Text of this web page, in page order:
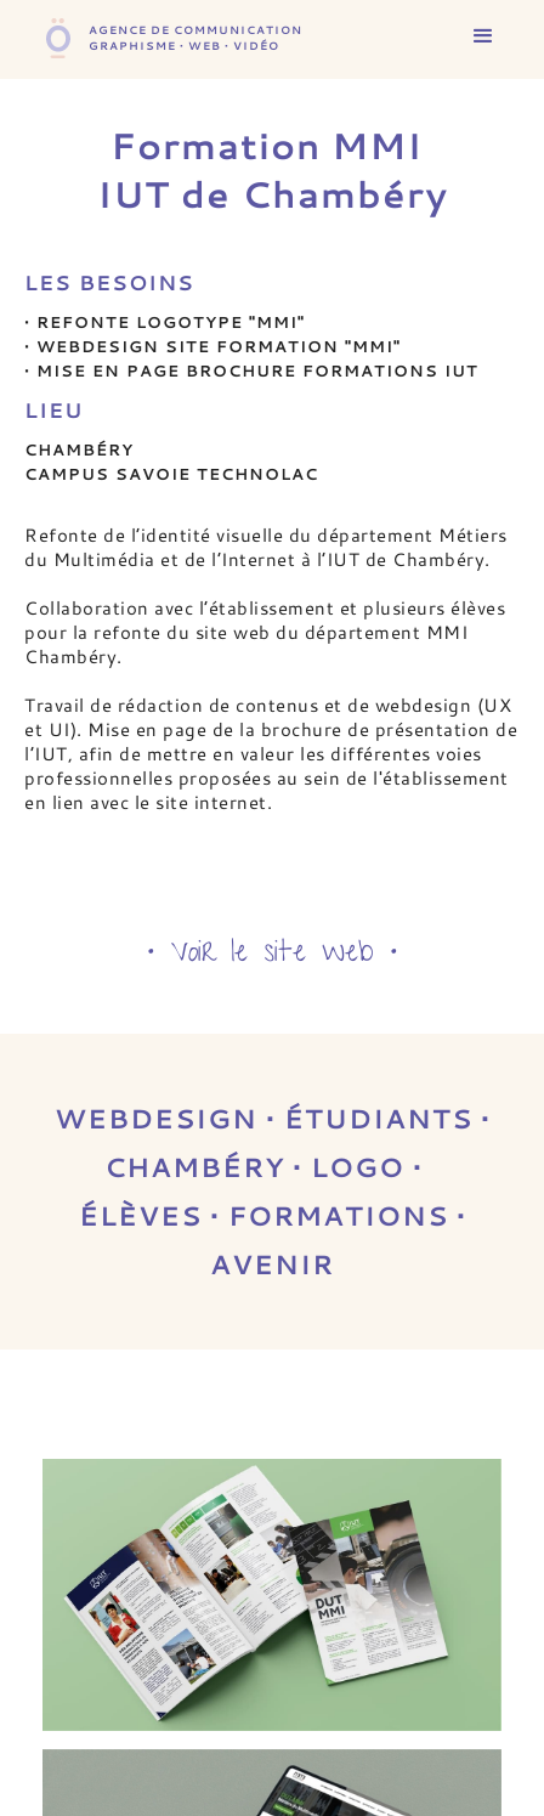
AGENCE DE COMMUNICATION
GRAPHISME • WEB • VIDÉO
Formation MMI
IUT de Chambéry
LES BESOINS
• REFONTE LOGOTYPE "MMI"
• WEBDESIGN SITE FORMATION "MMI"
• MISE EN PAGE BROCHURE FORMATIONS IUT
LIEU
CHAMBÉRY
CAMPUS SAVOIE TECHNOLAC
Refonte de l’identité visuelle du département Métiers
du Multimédia et de l’Internet à l’IUT de Chambéry.
Collaboration avec l’établissement et plusieurs élèves
pour la refonte du site web du département MMI
Chambéry.
Travail de rédaction de contenus et de webdesign (UX
et UI). Mise en page de la brochure de présentation de
l’IUT, afin de mettre en valeur les différentes voies
professionnelles proposées au sein de l'établissement
en lien avec le site internet.
• Voir le site web •
WEBDESIGN • ÉTUDIANTS •
CHAMBÉRY • LOGO •
ÉLÈVES • FORMATIONS •
AVENIR